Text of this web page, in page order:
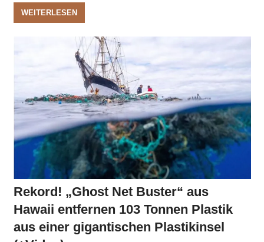
WEITERLESEN
Rekord! „Ghost Net Buster“ aus
Hawaii entfernen 103 Tonnen Plastik
aus einer gigantischen Plastikinsel